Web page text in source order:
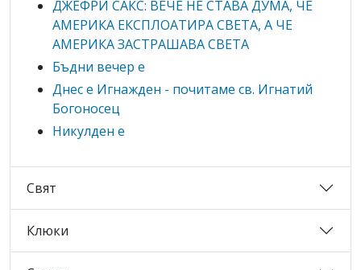
ДЖЕФРИ САКС: ВЕЧЕ НЕ СТАВА ДУМА, ЧЕ
АМЕРИКА ЕКСПЛОАТИРА СВЕТА, А ЧЕ
АМЕРИКА ЗАСТРАШАВА СВЕТА
Бъдни вечер е
Днес е Игнажден - почитаме св. Игнатий
Богоносец
Никулден е
Свят
Клюки